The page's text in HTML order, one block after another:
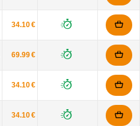
34.10 €
69.99 €
34.10 €
34.10 €